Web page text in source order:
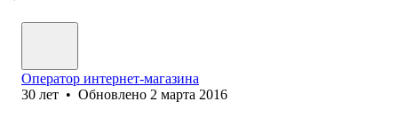
Оператор интернет-магазина
30 лет • Обновлено 2 марта 2016